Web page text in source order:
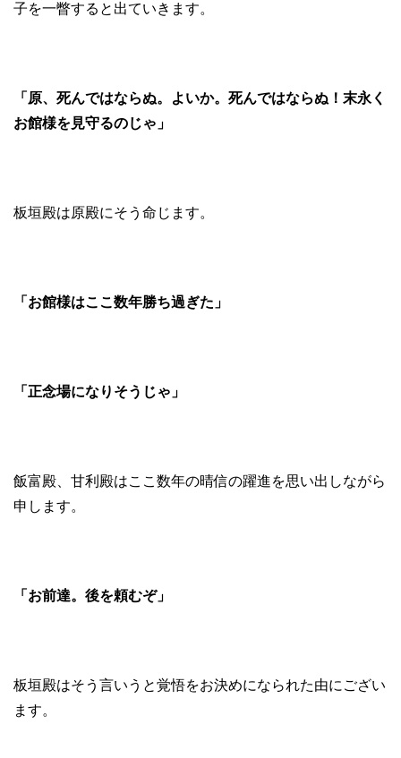
子を一瞥すると出ていきます。
「原、死んではならぬ。よいか。死んではならぬ！末永く
お館様を見守るのじゃ」
板垣殿は原殿にそう命じます。
「お館様はここ数年勝ち過ぎた」
「正念場になりそうじゃ」
飯富殿、甘利殿はここ数年の晴信の躍進を思い出しながら
申します。
「お前達。後を頼むぞ」
板垣殿はそう言いうと覚悟をお決めになられた由にござい
ます。